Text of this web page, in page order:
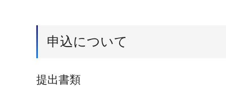
申込について
提出書類